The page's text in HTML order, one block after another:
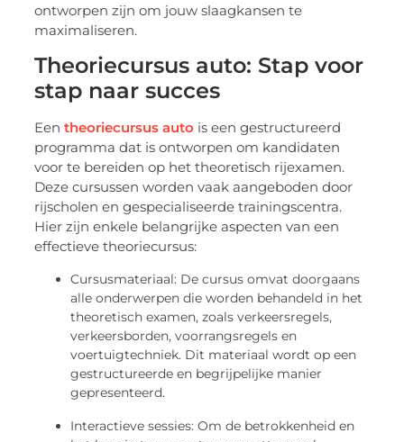
ontworpen zijn om jouw slaagkansen te
maximaliseren.
Theoriecursus auto: Stap voor
stap naar succes
Eentheoriecursus auto is een gestructureerd
programma dat is ontworpen om kandidaten
voor te bereiden op het theoretisch rijexamen.
Deze cursussen worden vaak aangeboden door
rijscholen en gespecialiseerde trainingscentra.
Hier zijn enkele belangrijke aspecten van een
effectieve theoriecursus:
Cursusmateriaal: De cursus omvat doorgaans
alle onderwerpen die worden behandeld in het
theoretisch examen, zoals verkeersregels,
verkeersborden, voorrangsregels en
voertuigtechniek. Dit materiaal wordt op een
gestructureerde en begrijpelijke manier
gepresenteerd.
Interactieve sessies: Om de betrokkenheid en